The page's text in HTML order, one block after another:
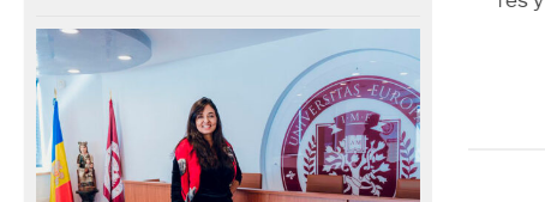
Ámsterdam
28/07/2025